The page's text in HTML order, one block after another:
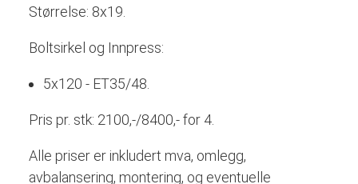
Størrelse: 8x19.
Boltsirkel og Innpress:
5x120 - ET35/48.
Pris pr. stk: 2100,-/8400,- for 4.
Alle priser er inkludert mva, omlegg,
avbalansering, montering, og eventuelle